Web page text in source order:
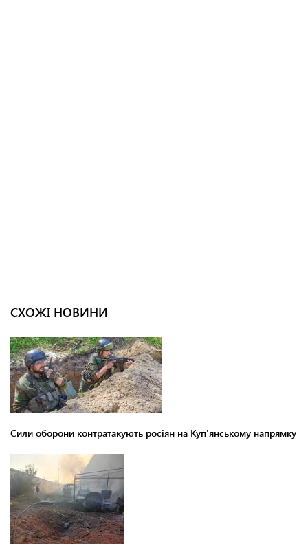
СХОЖІ НОВИНИ
Сили оборони контратакують росіян на Куп'янському напрямку